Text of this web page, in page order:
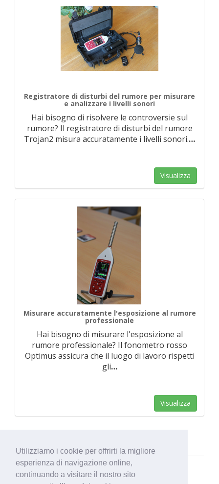
Utilizziamo i cookie per offrirti la migliore
esperienza di navigazione online,
continuando a visitare il nostro sito
Registratore di disturbi del rumore per misurare
e analizzare i livelli sonori
Hai bisogno di risolvere le controversie sul
rumore? Il registratore di disturbi del rumore
Trojan2 misura accuratamente i livelli sonori.…
Visualizza
Misurare accuratamente l'esposizione al rumore
professionale
Hai bisogno di misurare l'esposizione al
rumore professionale? Il fonometro rosso
Optimus assicura che il luogo di lavoro rispetti
gli…
Visualizza